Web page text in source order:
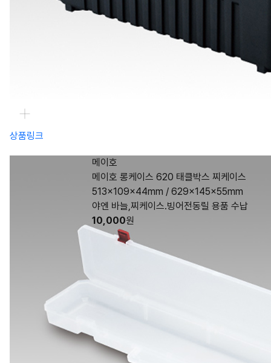
상품링크
메이호
메이호 롱케이스 620 태클박스 찌케이스
513×109×44mm / 629×145×55mm
야엔 바늘,찌케이스.빙어전동릴 용품 수납
10,000원